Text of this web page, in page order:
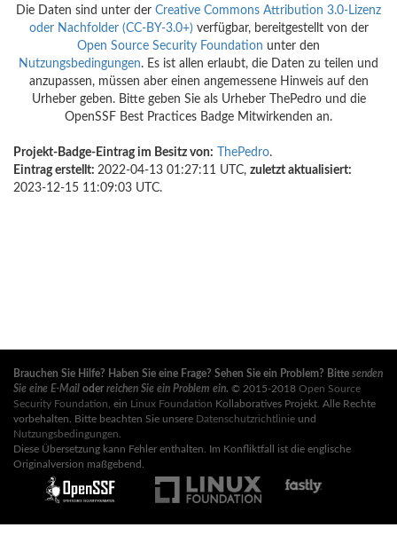
Die Daten sind unter der Creative Commons Attribution 3.0-Lizenz
oder Nachfolder (CC-BY-3.0+) verfügbar, bereitgestellt von der
Open Source Security Foundation unter den
Nutzungsbedingungen. Es ist allen erlaubt, die Daten zu teilen und
anzupassen, müssen aber einen angemessene Hinweis auf den
Urheber geben. Bitte geben Sie als Urheber ThePedro und die
OpenSSF Best Practices Badge Mitwirkenden an.
Projekt-Badge-Eintrag im Besitz von: ThePedro.
Eintrag erstellt: 2022-04-13 01:27:11 UTC, zuletzt aktualisiert:
2023-12-15 11:09:03 UTC.
Brauchen Sie Hilfe? Haben Sie eine Frage? Sehen Sie ein Problem? Bitte senden
Sie eine E-Mail oderreichen Sie ein Problem ein. © 2015-2018 Open Source
Security Foundation , ein Linux Foundation Kollaboratives Projekt. Alle Rechte
vorbehalten. Bitte beachten Sie unsere Datenschutzrichtlinie und
Nutzungsbedingungen
Diese Übersetzung kann Fehler enthalten. Im Konfliktfall ist die englische
Originalversion maßgebend.